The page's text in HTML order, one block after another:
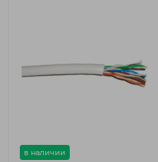
в наличии